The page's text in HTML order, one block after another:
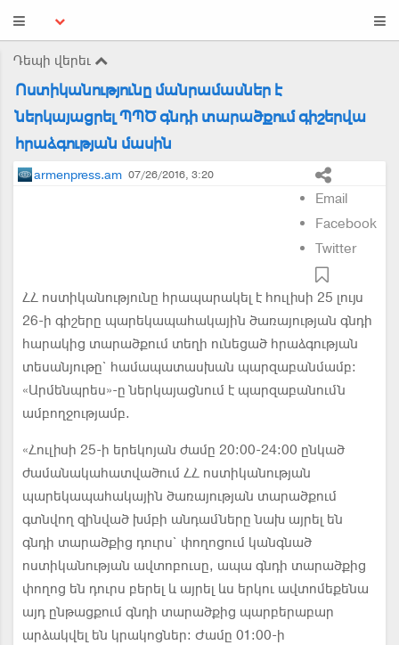
Դեպի վերեւ
Ոստիկանությունը մանրամասներ է
ներկայացրել ՊՊԾ գնդի տարածքում գիշերվա
հրաձգության մասին
armenpress.am 07/26/2016, 3:20
Email
Facebook
Twitter
ՀՀ ոստիկանությունը հրապարակել է հուլիսի 25 լույս
26-ի գիշերը պարեկապահակային ծառայության գնդի
հարակից տարածքում տեղի ունեցած հրաձգության
տեսանյութը` համապատասխան պարզաբանմամբ:
«Արմենպրես»-ը ներկայացնում է պարզաբանումն
ամբողջությամբ.
«Հուլիսի 25-ի երեկոյան ժամը 20:00-24:00 ընկած
ժամանակահատվածում ՀՀ ոստիկանության
պարեկապահակային ծառայության տարածքում
գտնվող զինված խմբի անդամները նախ այրել են
գնդի տարածքից դուրս` փողոցում կանգնած
ոստիկանության ավտոբուսը, ապա գնդի տարածքից
փողոց են դուրս բերել և այրել ևս երկու ավտոմեքենա
այդ ընթացքում գնդի տարածքից պարբերաբար
արձակվել են կրակոցներ: Ժամը 01:00-ի